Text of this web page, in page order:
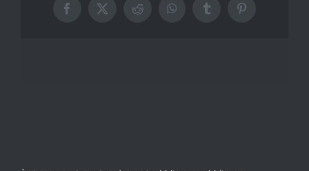
Facebook
X RedditWhatsAppTumblrPinterest